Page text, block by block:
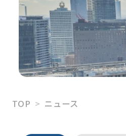
物件検索サイト
HATARABA
HATARABA
プロパティマ
居抜きマッチ
TOP ニュース